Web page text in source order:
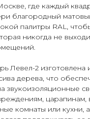
где каждый
благородный
палитры RAL,
никогда не
Левел-2 изготовлена
дерева, что
комнаты или кухни, а